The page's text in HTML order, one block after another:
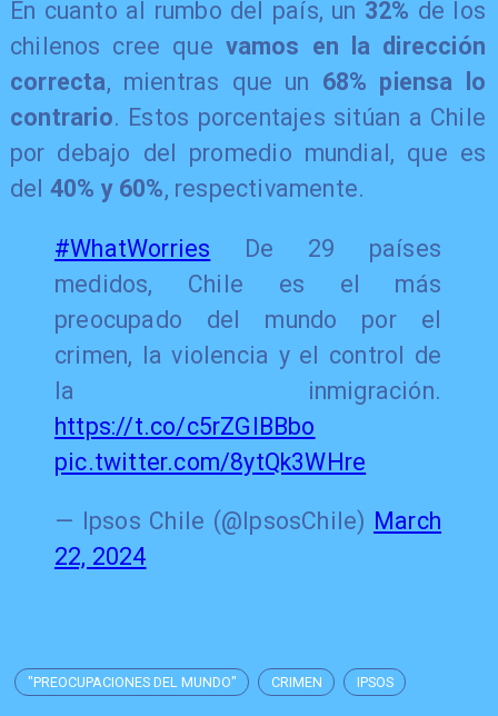
​En cuanto al rumbo del país, un 32% de los
chilenos cree que vamos en la dirección
correcta, mientras que un 68% piensa lo
contrario. Estos porcentajes sitúan a Chile
por debajo del promedio mundial, que es
del 40% y 60%, respectivamente.
#WhatWorries De 29 países
medidos, Chile es el más
preocupado del mundo por el
crimen, la violencia y el control de
la inmigración.
https://t.co/c5rZGlBBbo
pic.twitter.com/8ytQk3WHre
— Ipsos Chile (@IpsosChile) March
22, 2024
"PREOCUPACIONES DEL MUNDO" CRIMEN IPSOS